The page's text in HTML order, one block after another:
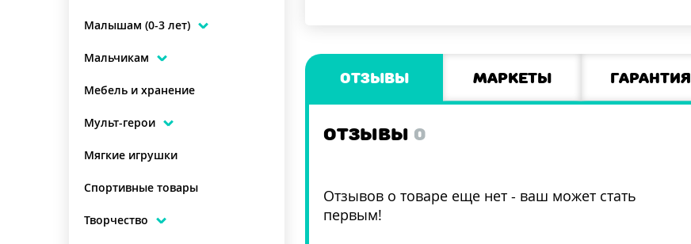
Отзывы Маркеты Гарантия
ОТЗЫВЫ 0
Отзывов о товаре еще нет - ваш может стать
первым!
Малышам (0-3 лет)
Мальчикам
Мебель и хранение
Мульт-герои
Мягкие игрушки
Спортивные товары
Творчество